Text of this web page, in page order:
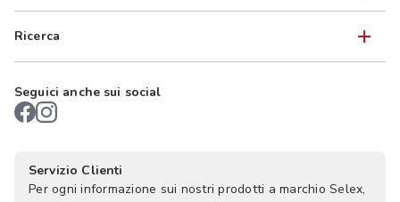
Ricerca
Seguici anche sui social
Servizio Clienti
Per ogni informazione sui nostri prodotti a marchio Selex,